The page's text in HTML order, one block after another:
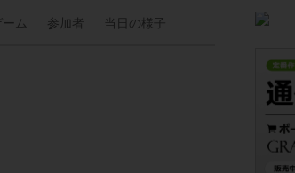
ーム 参加者 当日の様子